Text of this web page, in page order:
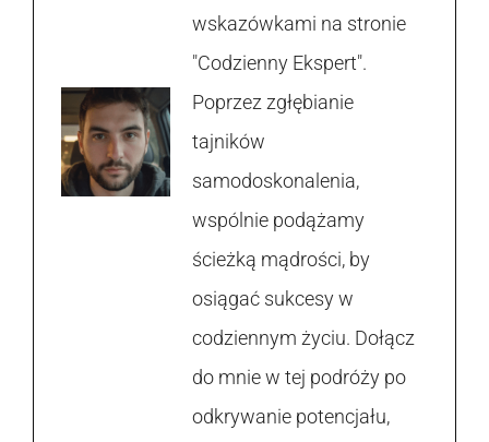
wskazówkami na stronie
"Codzienny Ekspert".
Poprzez zgłębianie
tajników
samodoskonalenia,
wspólnie podążamy
ścieżką mądrości, by
osiągać sukcesy w
codziennym życiu. Dołącz
do mnie w tej podróży po
odkrywanie potencjału,